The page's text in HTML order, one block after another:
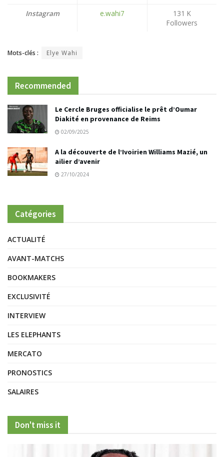
Instagram e.wahi7
131 K
Followers
Mots-clés : Elye Wahi
Recommended
Le Cercle Bruges officialise le prêt d’Oumar
Diakité en provenance de Reims
02/09/2025
A la découverte de l’Ivoirien Williams Mazié, un
ailier d’avenir
27/10/2024
Catégories
ACTUALITÉ
AVANT-MATCHS
BOOKMAKERS
EXCLUSIVITÉ
INTERVIEW
LES ELEPHANTS
MERCATO
PRONOSTICS
SALAIRES
Don't miss it